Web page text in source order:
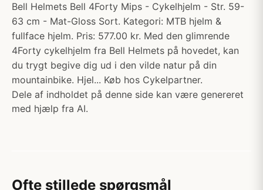
Bell Helmets Bell 4Forty Mips - Cykelhjelm - Str. 59-
63 cm - Mat-Gloss Sort. Kategori: MTB hjelm &
fullface hjelm. Pris: 577.00 kr. Med den glimrende
4Forty cykelhjelm fra Bell Helmets på hovedet, kan
du trygt begive dig ud i den vilde natur på din
mountainbike. Hjel... Køb hos Cykelpartner.
Dele af indholdet på denne side kan være genereret
med hjælp fra AI.
Ofte stillede spørgsmål